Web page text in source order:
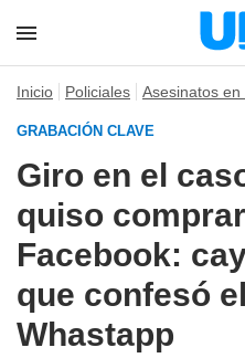
Inicio Policiales Asesinatos en
GRABACIÓN CLAVE
Giro en el
quiso
Facebook:
que confesó
Whastapp